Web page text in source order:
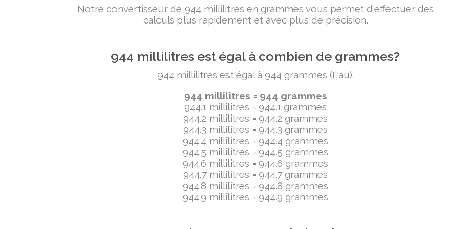
Notre convertisseur de 944 millilitres en grammes vous permet d'effectuer des
calculs plus rapidement et avec plus de précision.
944 millilitres est égal à combien de grammes?
944 millilitres est égal à 944 grammes (Eau).
944 millilitres = 944 grammes
944.1 millilitres = 944.1 grammes
944.2 millilitres = 944.2 grammes
944.3 millilitres = 944.3 grammes
944.4 millilitres = 944.4 grammes
944.5 millilitres = 944.5 grammes
944.6 millilitres = 944.6 grammes
944.7 millilitres = 944.7 grammes
944.8 millilitres = 944.8 grammes
944.9 millilitres = 944.9 grammes